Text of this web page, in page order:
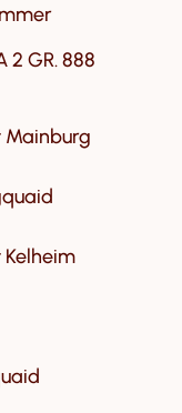
2 GR. 888
Mainburg